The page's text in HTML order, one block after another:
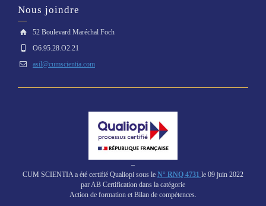
Nous joindre
52 Boulevard Maréchal Foch
O6.95.28.O2.21
asil@cumscientia.com
–
CUM SCIENTIA a été certifié Qualiopi sous le N° RNQ 4731 le 09 juin 2022
par AB Certification dans la catégorie
Action de formation et Bilan de compétences.